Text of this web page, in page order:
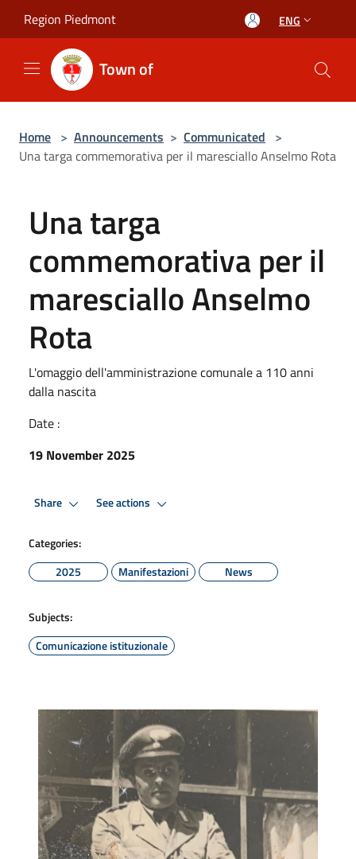
Region Piedmont ENG
Town of
Home > Announcements > Communicated >
Una targa commemorativa per il maresciallo Anselmo Rota
Una targa
commemorativa per il
maresciallo Anselmo
Rota
L'omaggio dell'amministrazione comunale a 110 anni
dalla nascita
Date :
19 November 2025
Share See actions
Categories:
2025
Manifestazioni News
Subjects:
Comunicazione istituzionale